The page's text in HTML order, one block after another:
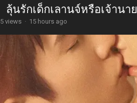
ลุ้นรักเด็กเลานจ์หรือเจ้านาย
5 views · 15 hours ago